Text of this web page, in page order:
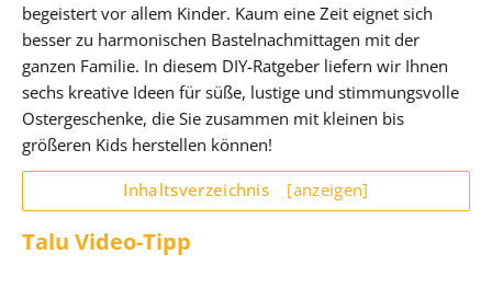
begeistert vor allem Kinder. Kaum eine Zeit eignet sich
besser zu harmonischen Bastelnachmittagen mit der
ganzen Familie. In diesem DIY-Ratgeber liefern wir Ihnen
sechs kreative Ideen für süße, lustige und stimmungsvolle
Ostergeschenke, die Sie zusammen mit kleinen bis
größeren Kids herstellen können!
Inhaltsverzeichnis [anzeigen]
Talu Video-Tipp